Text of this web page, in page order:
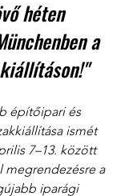
héten
a
építőipari és
ismét
7–13. között
megrendezésre a
iparági